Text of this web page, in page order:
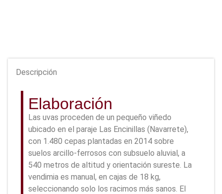
Descripción
Elaboración
Las uvas proceden de un pequeño viñedo
ubicado en el paraje Las Encinillas (Navarrete),
con 1.480 cepas plantadas en 2014 sobre
suelos arcillo-ferrosos con subsuelo aluvial, a
540 metros de altitud y orientación sureste. La
vendimia es manual, en cajas de 18 kg,
seleccionando solo los racimos más sanos. El